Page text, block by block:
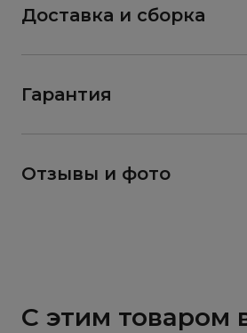
Доставка и сборка
Гарантия
Отзывы и фото
С этим товаром